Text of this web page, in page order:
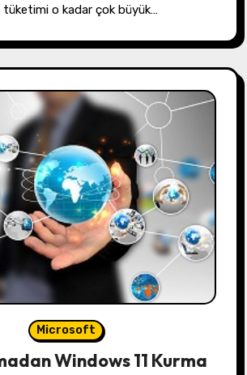
tüketimi o kadar çok büyük…
Microsoft
Windows 11 Kurma